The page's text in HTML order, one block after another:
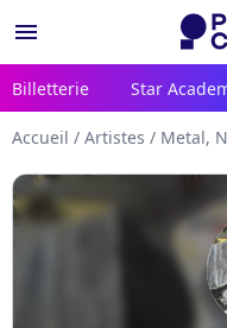
menu
Billetterie Star
Accueil / Artistes / Metal,